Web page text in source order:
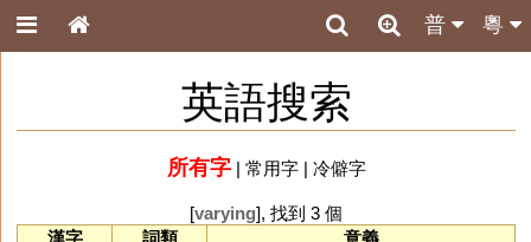
粵
普
英語搜索
所有字| 常用字| 冷僻字
[varying], 找到 3 個
漢字
詞類
意義